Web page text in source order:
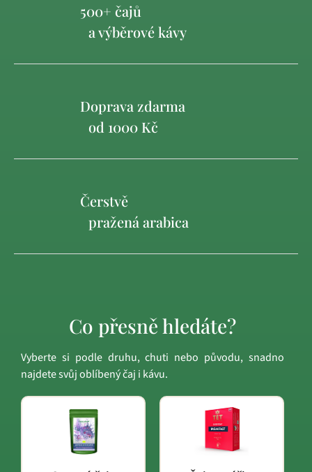
500+ čajů
a výběrové kávy
Doprava zdarma
od 1000 Kč
Čerstvě
pražená arabica
Co přesně hledáte?
Vyberte si podle druhu, chuti nebo původu, snadno
najdete svůj oblíbený čaj i kávu.